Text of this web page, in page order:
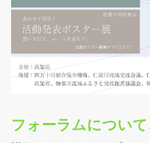
フォーラムについて